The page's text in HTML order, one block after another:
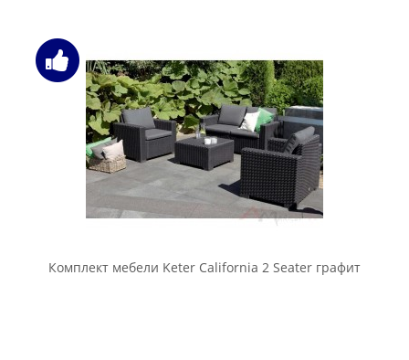
Комплект мебели Keter California 2 Seater графит